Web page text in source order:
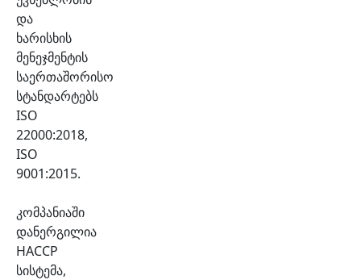
და
ხარისხის
მენეჯმენტის
საერთაშორისო
სტანდარტებს
ISO
22000:2018,
ISO
9001:2015.
კომპანიაში
დანერგილია
HACCP
სისტემა,